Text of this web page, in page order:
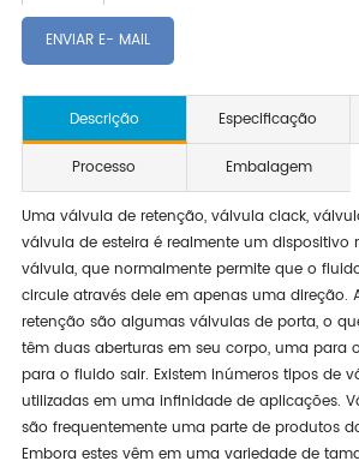
ENVIAR E- MAIL
Descrição Especificação
Processo Embalagem
Uma válvula de retenção, válvula clack,
válvula de esteira é realmente um dispositivo
válvula, que normalmente permite que o
circule através dele em apenas uma direção.
retenção são algumas válvulas de porta, o
têm duas aberturas em seu corpo, uma para
para o fluido sair. Existem inúmeros tipos de
utilizadas em uma infinidade de aplicações.
são frequentemente uma parte de produtos
Embora estes vêm em uma variedade de